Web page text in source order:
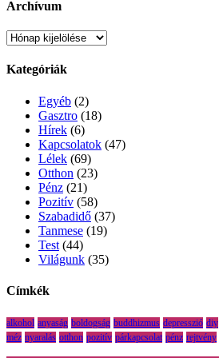
Archívum
Archívum
Kategóriák
Egyéb (2)
Gasztro (18)
Hírek (6)
Kapcsolatok (47)
Lélek (69)
Otthon (23)
Pénz (21)
Pozitív (58)
Szabadidő (37)
Tanmese (19)
Test (44)
Világunk (35)
Címkék
alkohol anyaság boldogság buddhizmus depresszió diy
méz nyaralás otthon pozitív párkapcsolat pénz rejtvény